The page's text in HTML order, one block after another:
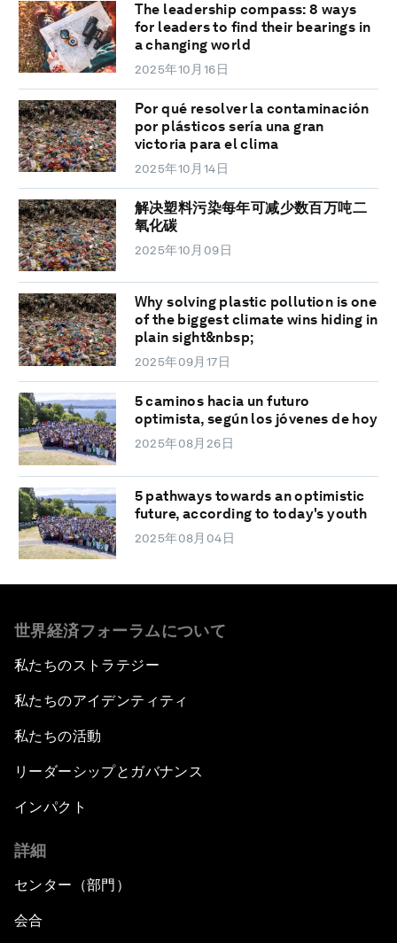
The leadership compass: 8 ways
for leaders to find their bearings in
a changing world
2025年10月16日
Por qué resolver la contaminación
por plásticos sería una gran
victoria para el clima
2025年10月14日
解决塑料污染每年可减少数百万吨二
氧化碳
2025年10月09日
Why solving plastic pollution is one
of the biggest climate wins hiding in
plain sight&nbsp;
2025年09月17日
5 caminos hacia un futuro
optimista, según los jóvenes de hoy
2025年08月26日
5 pathways towards an optimistic
future, according to today's youth
2025年08月04日
世界経済フォーラムについて
私たちのストラテジー
私たちのアイデンティティ
私たちの活動
リーダーシップとガバナンス
インパクト
詳細
センター（部門）
会合